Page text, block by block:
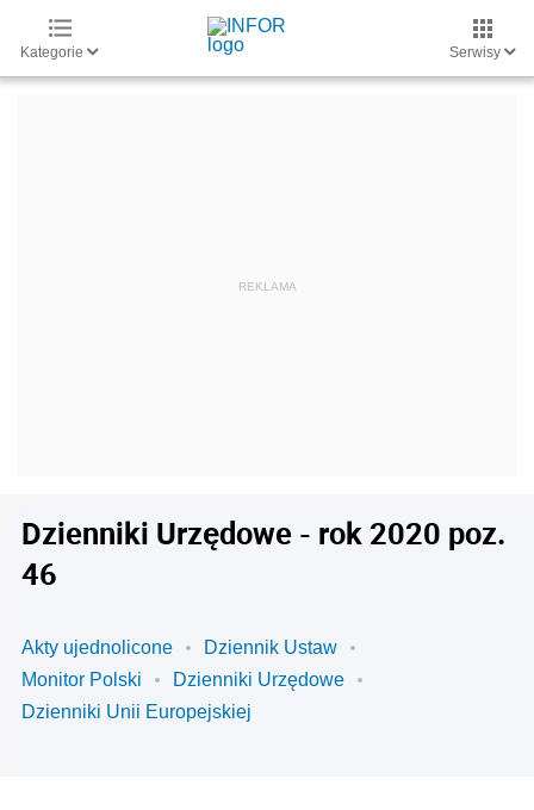
Kategorie Serwisy
Dzienniki Urzędowe - rok 2020 poz.
46
Akty ujednolicone
Dziennik Ustaw
Monitor Polski
Dzienniki Urzędowe
Dzienniki Unii Europejskiej